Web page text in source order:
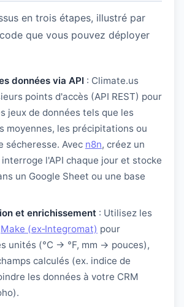
en trois étapes, illustré par
que vous pouvez déployer
données via API : Climate.us
points d'accès (API REST) pour
jeux de données tels que les
moyennes, les précipitations ou
sécheresse. Avec n8n, créez un
l'API chaque jour et stocke
un Google Sheet ou une base
et enrichissement : Utilisez les
Make (ex‑Integromat) pour
unités (°C → °F, mm → pouces),
calculés (ex. indice de
les données à votre CRM